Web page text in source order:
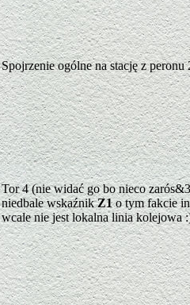
Spojrzenie ogólne na stację z
Tor 4 (nie widać go bo nieco
niedbale wskaźnikZ1o tym fakcie
wcale nie jest lokalna linia kolejowa